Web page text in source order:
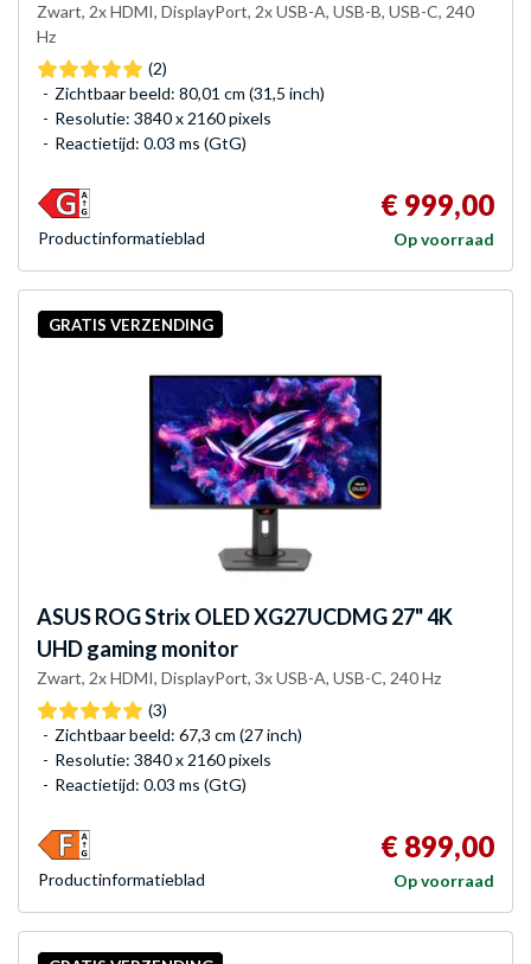
Zwart, 2x HDMI, DisplayPort, 2x USB-A, USB-B, USB-C, 240
Hz
(2)
Zichtbaar beeld: 80,01 cm (31,5 inch)
Resolutie: 3840 x 2160 pixels
Reactietijd: 0.03 ms (GtG)
€ 999,00
Op voorraad
Product­informatieblad
GRATIS VERZENDING
ASUSROG Strix OLED XG27UCDMG 27" 4K
UHD gaming monitor
Zwart, 2x HDMI, DisplayPort, 3x USB-A, USB-C, 240 Hz
(3)
Zichtbaar beeld: 67,3 cm (27 inch)
Resolutie: 3840 x 2160 pixels
Reactietijd: 0.03 ms (GtG)
€ 899,00
Op voorraad
Product­informatieblad